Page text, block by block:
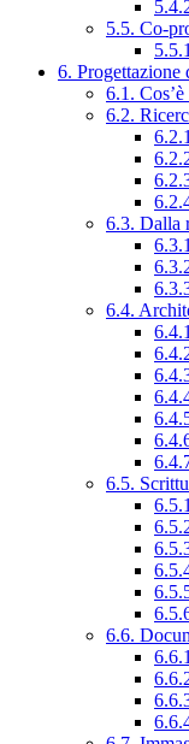
5.5. Co-
6. Progettazione
6.1.
6.2.
6.3. Dalla
6.4.
6.5.
6.6.